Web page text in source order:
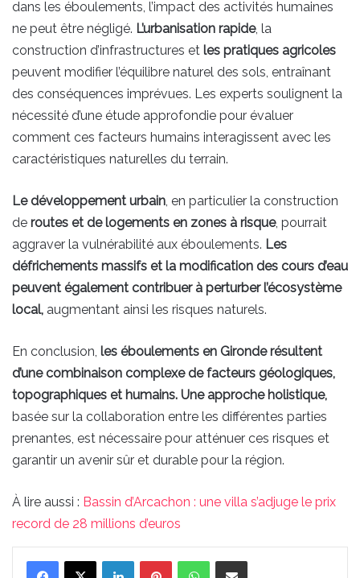
dans les éboulements, l’impact des activités humaines
ne peut être négligé. L’urbanisation rapide, la
construction d’infrastructures et les pratiques agricoles
peuvent modifier l’équilibre naturel des sols, entraînant
des conséquences imprévues. Les experts soulignent la
nécessité d’une étude approfondie pour évaluer
comment ces facteurs humains interagissent avec les
caractéristiques naturelles du terrain.
Le développement urbain, en particulier la construction
de routes et de logements en zones à risque, pourrait
aggraver la vulnérabilité aux éboulements. Les
défrichements massifs et la modification des cours d’eau
peuvent également contribuer à perturber l’écosystème
local, augmentant ainsi les risques naturels.
En conclusion, les éboulements en Gironde résultent
d’une combinaison complexe de facteurs géologiques,
topographiques et humains. Une approche holistique,
basée sur la collaboration entre les différentes parties
prenantes, est nécessaire pour atténuer ces risques et
garantir un avenir sûr et durable pour la région.
À lire aussi : Bassin d’Arcachon : une villa s’adjuge le prix
record de 28 millions d’euros
LinkedinPinterestWhatsAppPartager par email